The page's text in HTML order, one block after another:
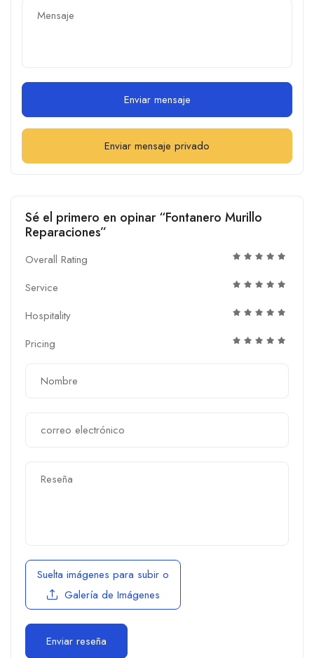
Enviar mensaje
Enviar mensaje privado
Sé el primero en opinar “Fontanero Murillo
Reparaciones”
Overall Rating
Service
Hospitality
Pricing
Suelta imágenes para subir o
Galería de Imágenes